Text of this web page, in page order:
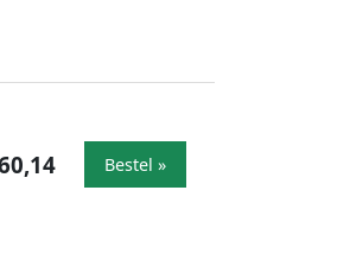
Bestel »